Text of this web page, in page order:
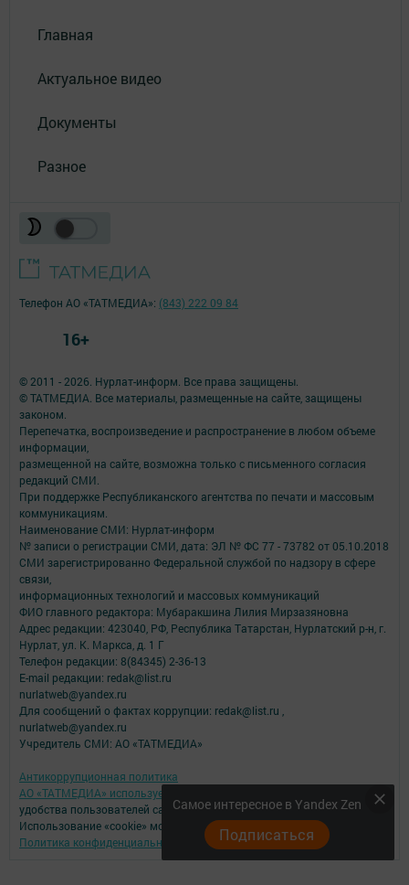
Главная
Актуальное видео
Документы
Разное
Самое интересное в Yandex Zen
Подписаться
© 2011 - 2026. Нурлат-⁠информ. Все права защищены.
© ТАТМЕДИА. Все материалы, размещенные на сайте, защищены
законом.
Перепечатка, воспроизведение и распространение в любом объеме
информации,
размещенной на сайте, возможна только с письменного согласия
редакций СМИ.
При поддержке Республиканского агентства по печати и массовым
коммуникациям.
Наименование СМИ: Нурлат-⁠информ
№ записи о регистрации СМИ, дата: ЭЛ № ФС 77 -⁠ 73782 от 05.10.2018
СМИ зарегистрированно Федеральной службой по надзору в сфере
связи,
информационных технологий и массовых коммуникаций
ФИО главного редактора: Мубаракшина Лилия Мирзазяновна
Адрес редакции: 423040, РФ, Республика Татарстан, Нурлатский р-н, г.
Нурлат, ул. К. Маркса, д. 1 Г
Телефон редакции: 8(84345) 2-36-13
E-mail редакции: redak@list.ru
nurlatweb@yandex.ru
Для сообщений о фактах коррупции: redak@list.ru ,
nurlatweb@yandex.ru
Учредитель СМИ: АО «ТАТМЕДИА»
Антикоррупционная политика
АО «ТАТМЕДИА» использует «cookie»
для персонализации сервисов и
удобства пользователей сайтом.
Использование «cookie» можно отменить в настройках браузера.
Политика конфиденциальности
Телефон АО «ТАТМЕДИА»: (843) 222 09 84
16+